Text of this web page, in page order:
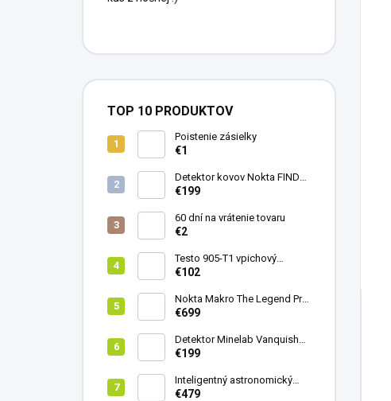
TOP 10 PRODUKTOV
Poistenie zásielky
€1
Detektor kovov Nokta FINDX
Pro
€199
60 dní na vrátenie tovaru
€2
Testo 905-T1 vpichový
teplomer
€102
Nokta Makro The Legend Pro
Pack - model 2024
€699
Detektor Minelab Vanquish
340
€199
Inteligentný astronomický
teleskop DwarfLab Dwarf
€479